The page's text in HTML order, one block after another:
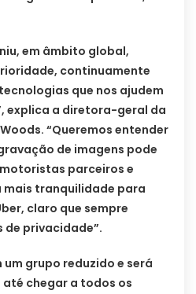
em âmbito global,
continuamente
que nos ajudem
explica a diretora-geral da
“Queremos entender
de imagens pode
parceiros e
mais tranquilidade para
claro que sempre
de privacidade”.
grupo reduzido e será
chegar a todos os